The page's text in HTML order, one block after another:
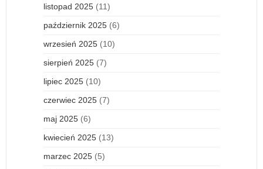
listopad 2025 (11)
październik 2025 (6)
wrzesień 2025 (10)
sierpień 2025 (7)
lipiec 2025 (10)
czerwiec 2025 (7)
maj 2025 (6)
kwiecień 2025 (13)
marzec 2025 (5)